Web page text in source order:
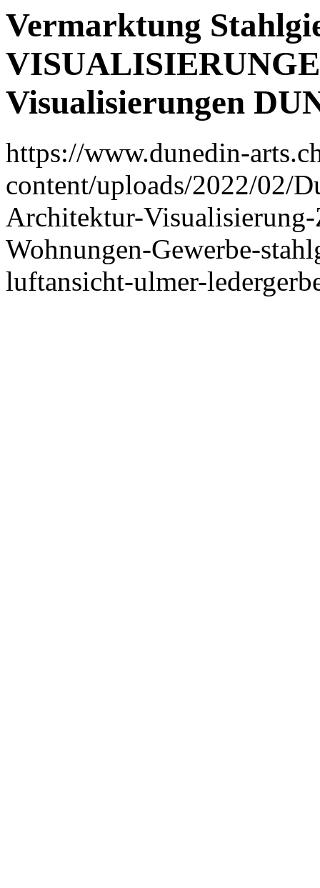
Vermarktung
Visualisierungen
https://www.dunedin-
content/uploads/2022/02/
Architektur-
Wohnungen-Gewerbe-
luftansicht-ulmer-